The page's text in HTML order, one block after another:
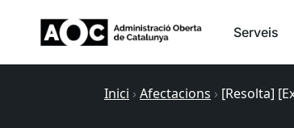
Serveis
Inici › Afectacions › [Resolta]